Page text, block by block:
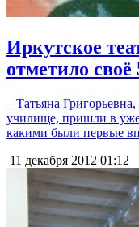
Иркутское
отметило своё
– Татьяна
училище, пришли в
какими были первые
11 декабря 2012 01:12